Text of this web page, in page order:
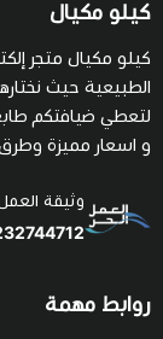
كيلو مكيال
كيلو مكيال متجر
الطبيعية حيث
لتعطي ضيافتكم
و اسعار مميزة
وثيقة العمل
روابط مهمة